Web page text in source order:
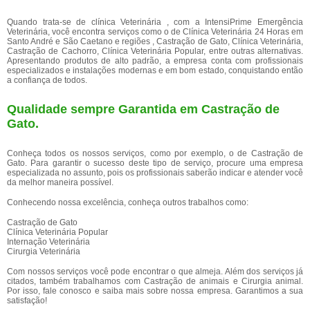
Quando trata-se de clínica Veterinária , com a IntensiPrime Emergência
Veterinária, você encontra serviços como o de Clínica Veterinária 24 Horas em
Santo André e São Caetano e regiões , Castração de Gato, Clínica Veterinária,
Castração de Cachorro, Clínica Veterinária Popular, entre outras alternativas.
Apresentando produtos de alto padrão, a empresa conta com profissionais
especializados e instalações modernas e em bom estado, conquistando então
a confiança de todos.
Qualidade sempre Garantida em Castração de
Gato.
Conheça todos os nossos serviços, como por exemplo, o de Castração de
Gato. Para garantir o sucesso deste tipo de serviço, procure uma empresa
especializada no assunto, pois os profissionais saberão indicar e atender você
da melhor maneira possível.
Conhecendo nossa excelência, conheça outros trabalhos como:
Castração de Gato
Clínica Veterinária Popular
Internação Veterinária
Cirurgia Veterinária
Com nossos serviços você pode encontrar o que almeja. Além dos serviços já
citados, também trabalhamos com Castração de animais e Cirurgia animal.
Por isso, fale conosco e saiba mais sobre nossa empresa. Garantimos a sua
satisfação!